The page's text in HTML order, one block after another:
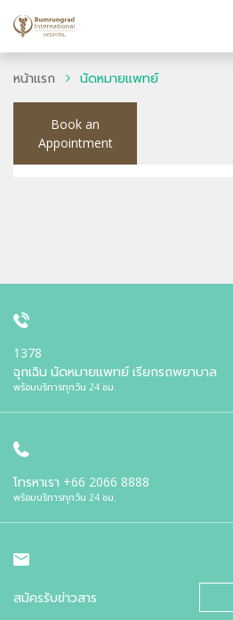
หน้าแรก นัดหมายแพทย์
Book an
Appointment
1378
ฉุกเฉิน นัดหมายแพทย์ เรียกรถพยาบาล
พร้อมบริการทุกวัน 24 ชม.
โทรหาเรา +66 2066 8888
พร้อมบริการทุกวัน 24 ชม.
สมัครรับข่าวสาร